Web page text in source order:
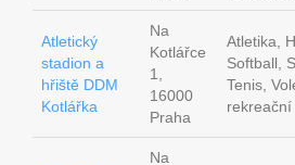
Atletický
stadion a
hřiště DDM
Kotlářka
Na
Kotlářce
1,
16000
Praha
Atletika,
Softball,
Tenis,
Na